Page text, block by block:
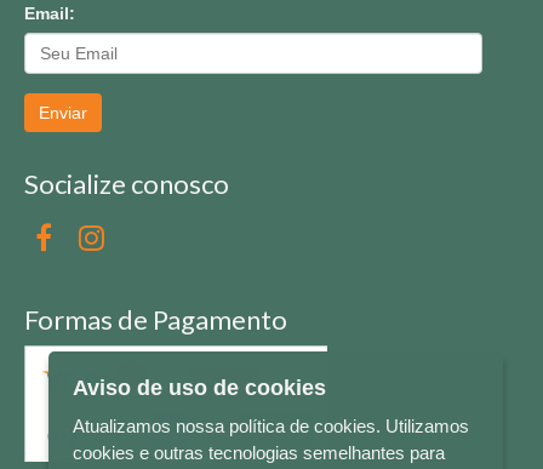
Email:
Enviar
Socialize conosco
Formas de Pagamento
Aviso de uso de cookies
Atualizamos nossa política de cookies. Utilizamos
cookies e outras tecnologias semelhantes para